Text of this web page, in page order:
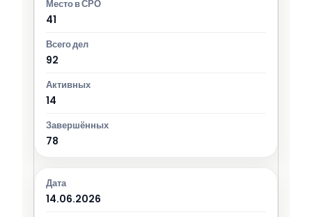
41
92
14
78
14.06.2026